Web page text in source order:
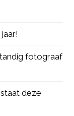
fotograaf
deze